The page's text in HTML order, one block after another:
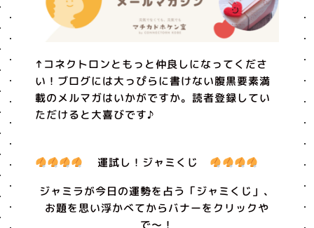
↑コネクトロンともっと仲良しになってくださ
い！ブログには大っぴらに書けない腹黒要素満
載のメルマガはいかがですか。読者登録してい
ただけると大喜びです♪
運試し！ジャミくじ
ジャミラが今日の運勢を占う「ジャミくじ」、
お題を思い浮かべてからバナーをクリックや